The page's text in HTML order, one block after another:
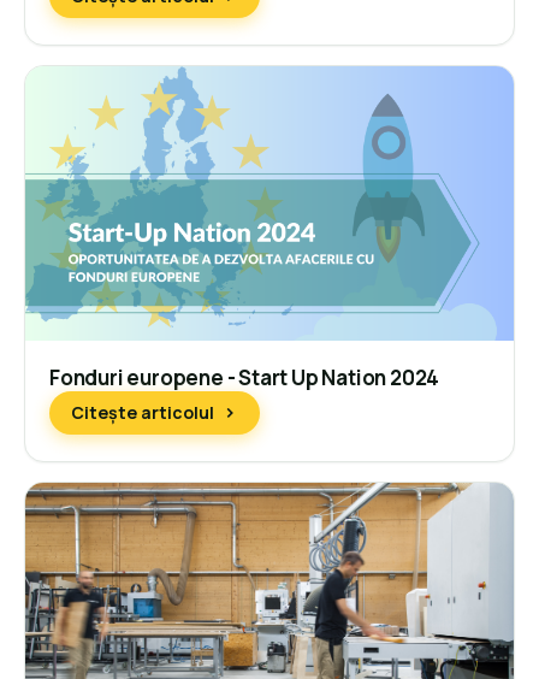
Fonduri europene - Start Up Nation 2024
Citește articolul